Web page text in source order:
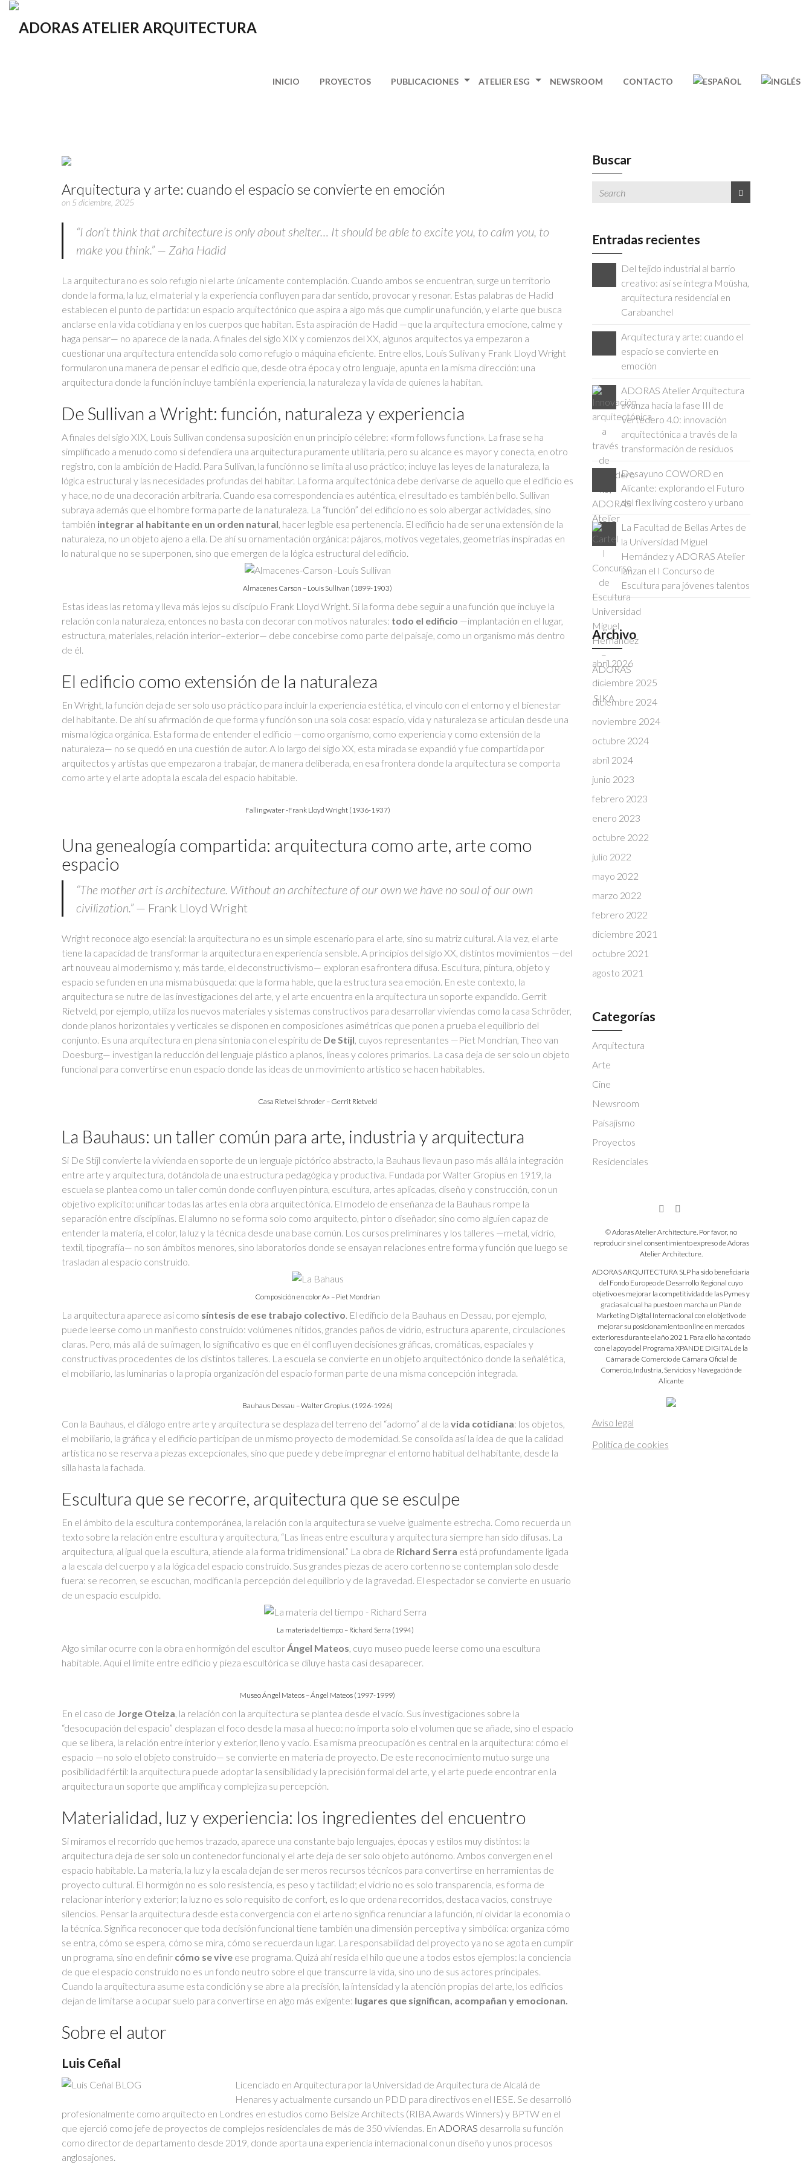
INICIO PROYECTOS PUBLICACIONES ATELIER ESG NEWSROOM CONTACTO
Arquitectura y arte: cuando el espacio se convierte en emoción
on 5 diciembre, 2025
“I don’t think that architecture is only about shelter… It should be able to excite you, to calm you, to
make you think.” — Zaha Hadid
La arquitectura no es solo refugio ni el arte únicamente contemplación. Cuando ambos se encuentran, surge un territorio
donde la forma, la luz, el material y la experiencia confluyen para dar sentido, provocar y resonar. Estas palabras de Hadid
establecen el punto de partida: un espacio arquitectónico que aspira a algo más que cumplir una función, y el arte que busca
anclarse en la vida cotidiana y en los cuerpos que habitan. Esta aspiración de Hadid —que la arquitectura emocione, calme y
haga pensar— no aparece de la nada. A finales del siglo XIX y comienzos del XX, algunos arquitectos ya empezaron a
cuestionar una arquitectura entendida solo como refugio o máquina eficiente. Entre ellos, Louis Sullivan y Frank Lloyd Wright
formularon una manera de pensar el edificio que, desde otra época y otro lenguaje, apunta en la misma dirección: una
arquitectura donde la función incluye también la experiencia, la naturaleza y la vida de quienes la habitan.
De Sullivan a Wright: función, naturaleza y experiencia
A finales del siglo XIX, Louis Sullivan condensa su posición en un principio célebre: «form follows function». La frase se ha
simplificado a menudo como si defendiera una arquitectura puramente utilitaria, pero su alcance es mayor y conecta, en otro
registro, con la ambición de Hadid. Para Sullivan, la función no se limita al uso práctico; incluye las leyes de la naturaleza, la
lógica estructural y las necesidades profundas del habitar. La forma arquitectónica debe derivarse de aquello que el edificio es
y hace, no de una decoración arbitraria. Cuando esa correspondencia es auténtica, el resultado es también bello. Sullivan
subraya además que el hombre forma parte de la naturaleza. La “función” del edificio no es solo albergar actividades, sino
también integrar al habitante en un orden natural, hacer legible esa pertenencia. El edificio ha de ser una extensión de la
naturaleza, no un objeto ajeno a ella. De ahí su ornamentación orgánica: pájaros, motivos vegetales, geometrías inspiradas en
lo natural que no se superponen, sino que emergen de la lógica estructural del edificio.
Almacenes Carson – Louis Sullivan (1899-1903)
Estas ideas las retoma y lleva más lejos su discípulo Frank Lloyd Wright. Si la forma debe seguir a una función que incluye la
relación con la naturaleza, entonces no basta con decorar con motivos naturales: todo el edificio —implantación en el lugar,
estructura, materiales, relación interior–exterior— debe concebirse como parte del paisaje, como un organismo más dentro
de él.
El edificio como extensión de la naturaleza
En Wright, la función deja de ser solo uso práctico para incluir la experiencia estética, el vínculo con el entorno y el bienestar
del habitante. De ahí su afirmación de que forma y función son una sola cosa: espacio, vida y naturaleza se articulan desde una
misma lógica orgánica. Esta forma de entender el edificio —como organismo, como experiencia y como extensión de la
naturaleza— no se quedó en una cuestión de autor. A lo largo del siglo XX, esta mirada se expandió y fue compartida por
arquitectos y artistas que empezaron a trabajar, de manera deliberada, en esa frontera donde la arquitectura se comporta
como arte y el arte adopta la escala del espacio habitable.
Fallingwater -Frank Lloyd Wright (1936-1937)
Una genealogía compartida: arquitectura como arte, arte como
espacio
“The mother art is architecture. Without an architecture of our own we have no soul of our own
civilization.” — Frank Lloyd Wright
Wright reconoce algo esencial: la arquitectura no es un simple escenario para el arte, sino su matriz cultural. A la vez, el arte
tiene la capacidad de transformar la arquitectura en experiencia sensible. A principios del siglo XX, distintos movimientos —del
art nouveau al modernismo y, más tarde, el deconstructivismo— exploran esa frontera difusa. Escultura, pintura, objeto y
espacio se funden en una misma búsqueda: que la forma hable, que la estructura sea emoción. En este contexto, la
arquitectura se nutre de las investigaciones del arte, y el arte encuentra en la arquitectura un soporte expandido. Gerrit
Rietveld, por ejemplo, utiliza los nuevos materiales y sistemas constructivos para desarrollar viviendas como la casa Schröder,
donde planos horizontales y verticales se disponen en composiciones asimétricas que ponen a prueba el equilibrio del
conjunto. Es una arquitectura en plena sintonía con el espíritu de De Stijl, cuyos representantes —Piet Mondrian, Theo van
Doesburg— investigan la reducción del lenguaje plástico a planos, líneas y colores primarios. La casa deja de ser solo un objeto
funcional para convertirse en un espacio donde las ideas de un movimiento artístico se hacen habitables.
Casa Rietvel Schroder – Gerrit Rietveld
La Bauhaus: un taller común para arte, industria y arquitectura
Si De Stijl convierte la vivienda en soporte de un lenguaje pictórico abstracto, la Bauhaus lleva un paso más allá la integración
entre arte y arquitectura, dotándola de una estructura pedagógica y productiva. Fundada por Walter Gropius en 1919, la
escuela se plantea como un taller común donde confluyen pintura, escultura, artes aplicadas, diseño y construcción, con un
objetivo explícito: unificar todas las artes en la obra arquitectónica. El modelo de enseñanza de la Bauhaus rompe la
separación entre disciplinas. El alumno no se forma solo como arquitecto, pintor o diseñador, sino como alguien capaz de
entender la materia, el color, la luz y la técnica desde una base común. Los cursos preliminares y los talleres —metal, vidrio,
textil, tipografía— no son ámbitos menores, sino laboratorios donde se ensayan relaciones entre forma y función que luego se
trasladan al espacio construido.
Composición en color A» – Piet Mondrian
La arquitectura aparece así como síntesis de ese trabajo colectivo. El edificio de la Bauhaus en Dessau, por ejemplo,
puede leerse como un manifiesto construido: volúmenes nítidos, grandes paños de vidrio, estructura aparente, circulaciones
claras. Pero, más allá de su imagen, lo significativo es que en él confluyen decisiones gráficas, cromáticas, espaciales y
constructivas procedentes de los distintos talleres. La escuela se convierte en un objeto arquitectónico donde la señalética,
el mobiliario, las luminarias o la propia organización del espacio forman parte de una misma concepción integrada.
Bauhaus Dessau – Walter Gropius. (1926-1926)
Con la Bauhaus, el diálogo entre arte y arquitectura se desplaza del terreno del “adorno” al de la vida cotidiana: los objetos,
el mobiliario, la gráfica y el edificio participan de un mismo proyecto de modernidad. Se consolida así la idea de que la calidad
artística no se reserva a piezas excepcionales, sino que puede y debe impregnar el entorno habitual del habitante, desde la
silla hasta la fachada.
Escultura que se recorre, arquitectura que se esculpe
En el ámbito de la escultura contemporánea, la relación con la arquitectura se vuelve igualmente estrecha. Como recuerda un
texto sobre la relación entre escultura y arquitectura, “Las líneas entre escultura y arquitectura siempre han sido difusas. La
arquitectura, al igual que la escultura, atiende a la forma tridimensional.” La obra de Richard Serra está profundamente ligada
a la escala del cuerpo y a la lógica del espacio construido. Sus grandes piezas de acero corten no se contemplan solo desde
fuera: se recorren, se escuchan, modifican la percepción del equilibrio y de la gravedad. El espectador se convierte en usuario
de un espacio esculpido.
La materia del tiempo – Richard Serra (1994)
Algo similar ocurre con la obra en hormigón del escultorÁngel Mateos, cuyo museo puede leerse como una escultura
habitable. Aquí el límite entre edificio y pieza escultórica se diluye hasta casi desaparecer.
Museo Ángel Mateos – Ángel Mateos (1997-1999)
En el caso de Jorge Oteiza, la relación con la arquitectura se plantea desde el vacío. Sus investigaciones sobre la
“desocupación del espacio” desplazan el foco desde la masa al hueco: no importa solo el volumen que se añade, sino el espacio
que se libera, la relación entre interior y exterior, lleno y vacío. Esa misma preocupación es central en la arquitectura: cómo el
espacio —no solo el objeto construido— se convierte en materia de proyecto. De este reconocimiento mutuo surge una
posibilidad fértil: la arquitectura puede adoptar la sensibilidad y la precisión formal del arte, y el arte puede encontrar en la
arquitectura un soporte que amplifica y complejiza su percepción.
Materialidad, luz y experiencia: los ingredientes del encuentro
Si miramos el recorrido que hemos trazado, aparece una constante bajo lenguajes, épocas y estilos muy distintos: la
arquitectura deja de ser solo un contenedor funcional y el arte deja de ser solo objeto autónomo. Ambos convergen en el
espacio habitable. La materia, la luz y la escala dejan de ser meros recursos técnicos para convertirse en herramientas de
proyecto cultural. El hormigón no es solo resistencia, es peso y tactilidad; el vidrio no es solo transparencia, es forma de
relacionar interior y exterior; la luz no es solo requisito de confort, es lo que ordena recorridos, destaca vacíos, construye
silencios. Pensar la arquitectura desde esta convergencia con el arte no significa renunciar a la función, ni olvidar la economía o
la técnica. Significa reconocer que toda decisión funcional tiene también una dimensión perceptiva y simbólica: organiza cómo
se entra, cómo se espera, cómo se mira, cómo se recuerda un lugar. La responsabilidad del proyecto ya no se agota en cumplir
un programa, sino en definir cómo se vive ese programa. Quizá ahí resida el hilo que une a todos estos ejemplos: la conciencia
de que el espacio construido no es un fondo neutro sobre el que transcurre la vida, sino uno de sus actores principales.
Cuando la arquitectura asume esta condición y se abre a la precisión, la intensidad y la atención propias del arte, los edificios
dejan de limitarse a ocupar suelo para convertirse en algo más exigente: lugares que significan, acompañan y emocionan.
Sobre el autor
Luis Ceñal
Licenciado en Arquitectura por la Universidad de Arquitectura de Alcalá de
Henares y actualmente cursando un PDD para directivos en el IESE. Se desarrolló
profesionalmente como arquitecto en Londres en estudios como Belsize Architects (RIBA Awards Winners) y BPTW en el
que ejerció como jefe de proyectos de complejos residenciales de más de 350 viviendas. En ADORAS desarrolla su función
como director de departamento desde 2019, donde aporta una experiencia internacional con un diseño y unos procesos
anglosajones.
Buscar
Entradas recientes
Del tejido industrial al barrio
creativo: así se integra Moüsha,
arquitectura residencial en
Carabanchel
Arquitectura y arte: cuando el
espacio se convierte en
emoción
ADORAS Atelier Arquitectura
avanza hacia la fase III de
Vertedero 4.0: innovación
arquitectónica a través de la
transformación de residuos
Desayuno COWORD en
Alicante: explorando el Futuro
del flex living costero y urbano
La Facultad de Bellas Artes de
la Universidad Miguel
Hernández y ADORAS Atelier
lanzan el I Concurso de
Escultura para jóvenes talentos
Archivo
abril 2026
diciembre 2025
diciembre 2024
noviembre 2024
octubre 2024
abril 2024
junio 2023
febrero 2023
enero 2023
octubre 2022
julio 2022
mayo 2022
marzo 2022
febrero 2022
diciembre 2021
octubre 2021
agosto 2021
Categorías
Arquitectura
Arte
Cine
Newsroom
Paisajismo
Proyectos
Residenciales
© Adoras Atelier Architecture. Por favor, no
reproducir sin el consentimiento expreso de Adoras
Atelier Architecture.
ADORAS ARQUITECTURA SLP ha sido beneficiaria
del Fondo Europeo de Desarrollo Regional cuyo
objetivo es mejorar la competitividad de las Pymes y
gracias al cual ha puesto en marcha un Plan de
Marketing Digital Internacional con el objetivo de
mejorar su posicionamiento online en mercados
exteriores durante el año 2021. Para ello ha contado
con el apoyo del Programa XPANDE DIGITAL de la
Cámara de Comercio de Cámara Oficial de
Comercio, Industria, Servicios y Navegación de
Alicante
Aviso legal
Política de cookies